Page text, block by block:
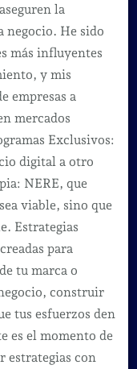
la
negocio. He sido
más influyentes
y mis
empresas a
mercados
Exclusivos:
digital a otro
NERE, que
viable, sino que
Estrategias
para
tu marca o
construir
tus esfuerzos den
es el momento de
estrategias con